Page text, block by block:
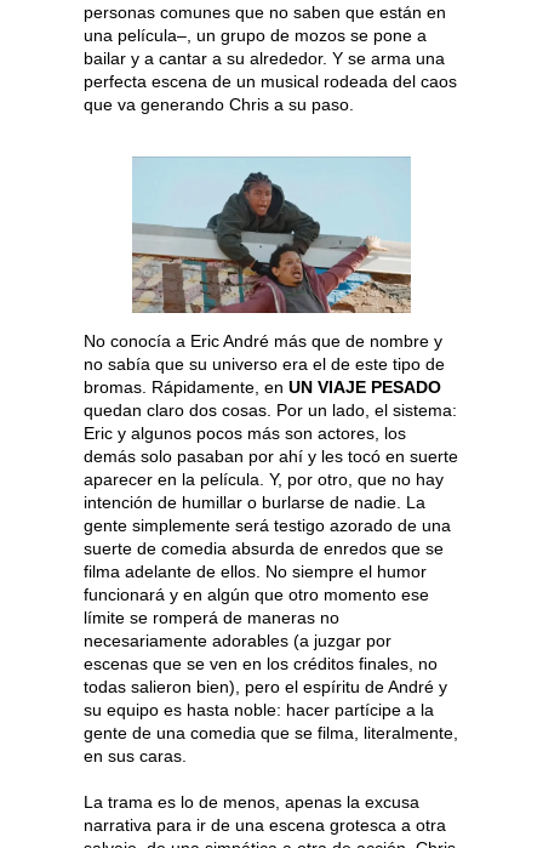
personas comunes que no saben que están en
una película–, un grupo de mozos se pone a
bailar y a cantar a su alrededor. Y se arma una
perfecta escena de un musical rodeada del caos
que va generando Chris a su paso.
No conocía a Eric André más que de nombre y
no sabía que su universo era el de este tipo de
bromas. Rápidamente, en UN VIAJE PESADO
quedan claro dos cosas. Por un lado, el sistema:
Eric y algunos pocos más son actores, los
demás solo pasaban por ahí y les tocó en suerte
aparecer en la película. Y, por otro, que no hay
intención de humillar o burlarse de nadie. La
gente simplemente será testigo azorado de una
suerte de comedia absurda de enredos que se
filma adelante de ellos. No siempre el humor
funcionará y en algún que otro momento ese
límite se romperá de maneras no
necesariamente adorables (a juzgar por
escenas que se ven en los créditos finales, no
todas salieron bien), pero el espíritu de André y
su equipo es hasta noble: hacer partícipe a la
gente de una comedia que se filma, literalmente,
en sus caras.
La trama es lo de menos, apenas la excusa
narrativa para ir de una escena grotesca a otra